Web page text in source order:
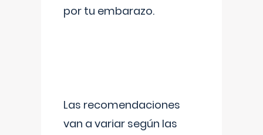
por tu embarazo.
Las recomendaciones
van a variar según las